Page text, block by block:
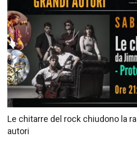
Le chitarre del rock chiudono la
autori